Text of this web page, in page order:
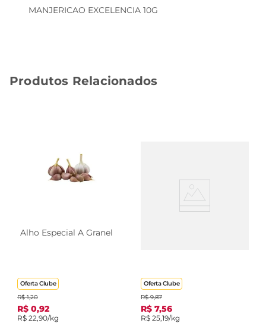
MANJERICAO EXCELENCIA 10G
Produtos Relacionados
Alho Especial A Granel
Oferta Clube
R$ 1,20
R$ 0,92
R$ 22,90/kg
Oferta Clube
R$ 9,87
R$ 7,56
R$ 25,19/kg